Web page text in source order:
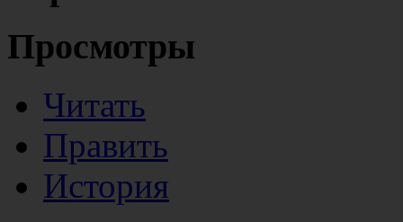
Просмотры
Читать
Править
История